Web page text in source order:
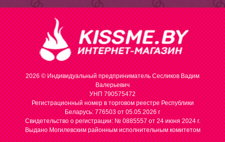
2026 © Индивидуальный предприниматель Сесликов Вадим
Валерьевич
УНП 790575472
Регистрационный номер в торговом реестре Республики
Беларусь: 776503 от 05.05.2026 г
Cвидетельство о регистрации: № 0885557 от 24 июня 2024 г.
Выдано Могилевским районным исполнительным комитетом